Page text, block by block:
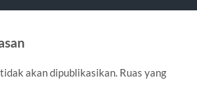
akan dipublikasikan. Ruas yang